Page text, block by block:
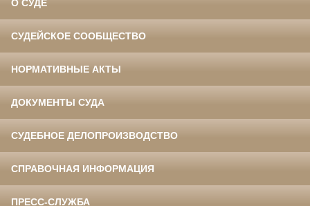
О СУДЕ
СУДЕЙСКОЕ СООБЩЕСТВО
НОРМАТИВНЫЕ АКТЫ
ДОКУМЕНТЫ СУДА
СУДЕБНОЕ ДЕЛОПРОИЗВОДСТВО
СПРАВОЧНАЯ ИНФОРМАЦИЯ
ПРЕСС-СЛУЖБА